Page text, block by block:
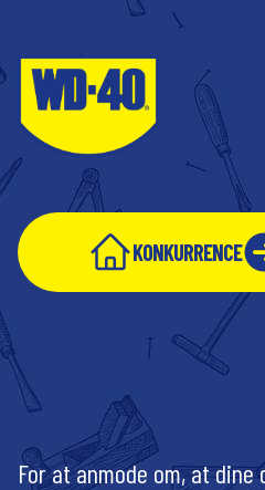
KONKURRENCE
For at anmode om, at